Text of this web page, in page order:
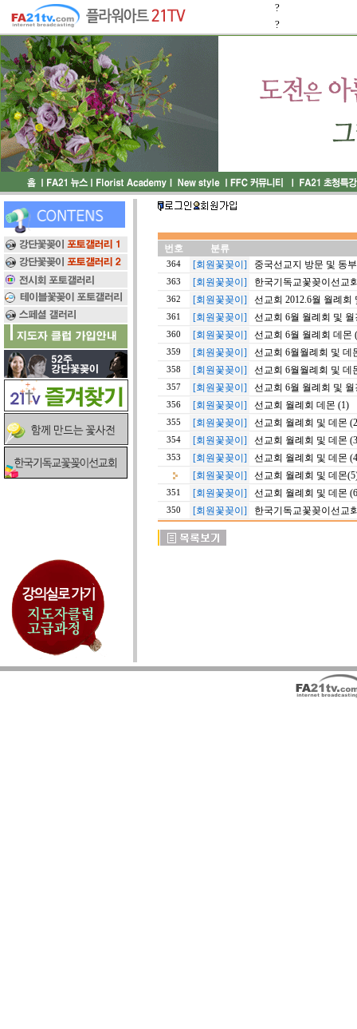
?
?
번호 분류
364 [회원꽃꽂이] 중국선교지 방문 및 동
363 [회원꽃꽂이] 한국기독교꽃꽂이선교
362 [회원꽃꽂이] 선교회 2012.6월 월례회
361 [회원꽃꽂이] 선교회 6월 월례회 및 월
360 [회원꽃꽂이] 선교회 6월 월례회 데몬
359 [회원꽃꽂이] 선교회 6월월례회 및 데
358 [회원꽃꽂이] 선교회 6월월례회 및 데
357 [회원꽃꽂이] 선교회 6월 월례회 및 월
356 [회원꽃꽂이] 선교회 월례회 데몬 (1)
355 [회원꽃꽂이] 선교회 월례회 및 데몬
354 [회원꽃꽂이] 선교회 월례회 및 데몬
353 [회원꽃꽂이]
선교회 월례회 및 데몬
[회원꽃꽂이]
선교회 월례회 및 데몬
351 [회원꽃꽂이] 선교회 월례회 및 데몬
350 [회원꽃꽂이] 한국기독교꽃꽂이선교